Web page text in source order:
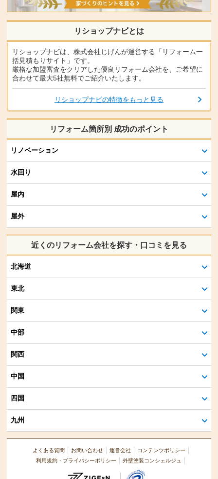
リショップナビとは
リショップナビは、株式会社じげんが運営する「リフォーム一
括見積もりサイト」です。
厳格な加盟審査をクリアした優良リフォーム会社を、ご希望に
合わせて最大5社無料でご紹介いたします。
リショップナビの特徴をもっと見る
リフォーム箇所別 成功のポイント
リノベーション
水回り
屋内
屋外
近くのリフォーム会社を探す・口コミを見る
北海道
東北
関東
中部
関西
中国
四国
九州
よくある質問 お問い合わせ 運営会社
コンテンツポリシー
利用規約・プライバシーポリシー
外壁塗装コンシェルジュ